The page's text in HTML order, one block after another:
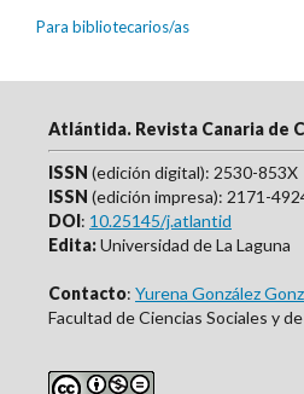
Para bibliotecarios/as
Atlántida. Revista Canaria de
ISSN (edición digital): 2530-853X
ISSN (edición impresa): 2171-
DOI: 10.25145/j.atlantid
Edita:Universidad de La Laguna
Contacto: Yurena González
Facultad de Ciencias Sociales y